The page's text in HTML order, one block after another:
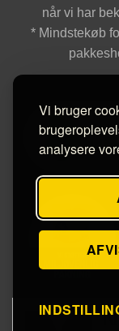
Vi bruger
analysere
når vi har
* Mindstekøb